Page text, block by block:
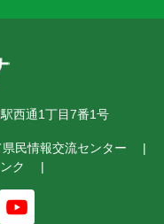
西通1丁目7番1号
県民情報交流センター
ク